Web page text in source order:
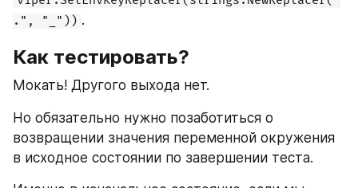
.", "_")) .
Как тестировать?
Мокать! Другого выхода нет.
Но обязательно нужно позаботиться о
возвращении значения переменной окружения
в исходное состоянии по завершении теста.